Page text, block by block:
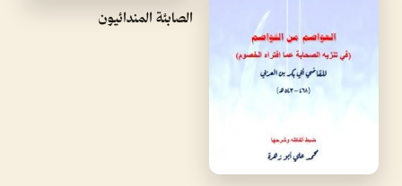
الصابئة المندائيون